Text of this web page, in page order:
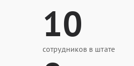
10
сотрудников в штате